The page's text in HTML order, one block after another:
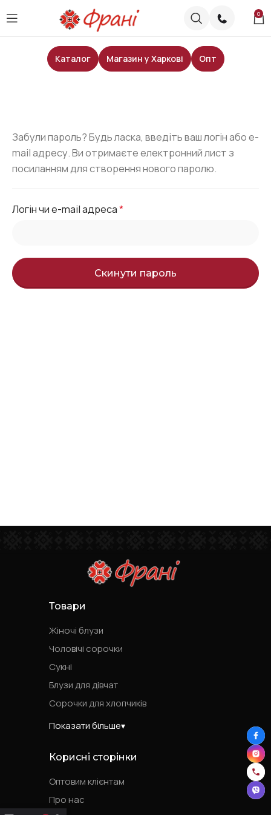
0
Каталог Магазин у Харкові Опт
Забули пароль? Будь ласка, введіть ваш логін або e-
mail адресу. Ви отримаєте електронний лист з
посиланням для створення нового паролю.
Логін чи e-mail адреса*
Скинути пароль
Товари
Жіночі блузи
Чоловічі сорочки
Сукні
Блузи для дівчат
Сорочки для хлопчиків
Показати більше
Корисні сторінки
Оптовим клієнтам
Про нас